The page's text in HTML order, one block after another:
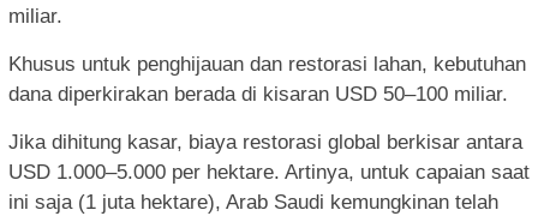
miliar.
Khusus untuk penghijauan dan restorasi lahan, kebutuhan
dana diperkirakan berada di kisaran USD 50–100 miliar.
Jika dihitung kasar, biaya restorasi global berkisar antara
USD 1.000–5.000 per hektare. Artinya, untuk capaian saat
ini saja (1 juta hektare), Arab Saudi kemungkinan telah